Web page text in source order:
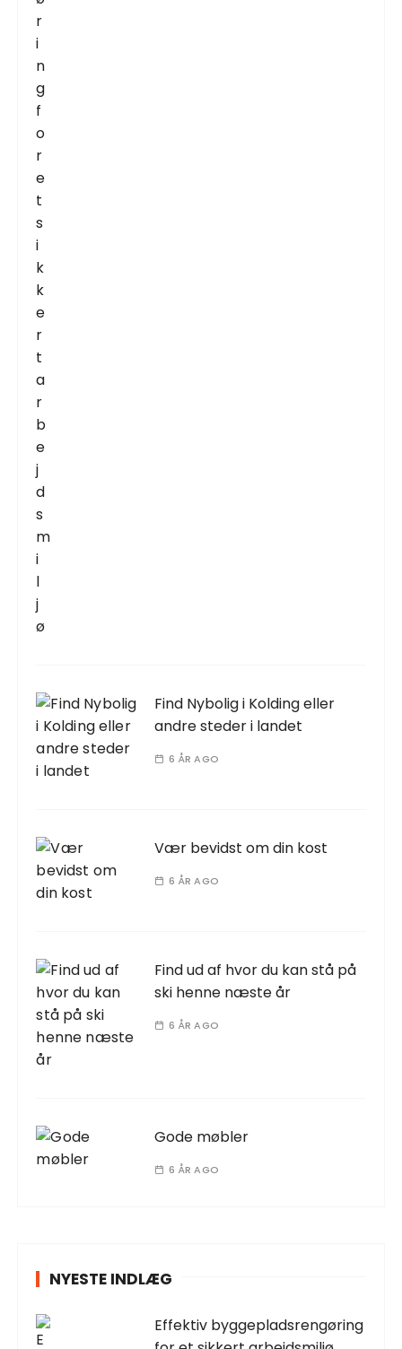
Find Nybolig i Kolding eller
andre steder i landet
6 ÅR AGO
Vær bevidst om din kost
6 ÅR AGO
Find ud af hvor du kan stå på
ski henne næste år
6 ÅR AGO
Gode møbler
6 ÅR AGO
NYESTE INDLÆG
Effektiv byggepladsrengøring